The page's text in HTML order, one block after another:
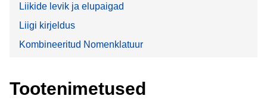
Liikide levik ja elupaigad
Liigi kirjeldus
Kombineeritud Nomenklatuur
Tootenimetused